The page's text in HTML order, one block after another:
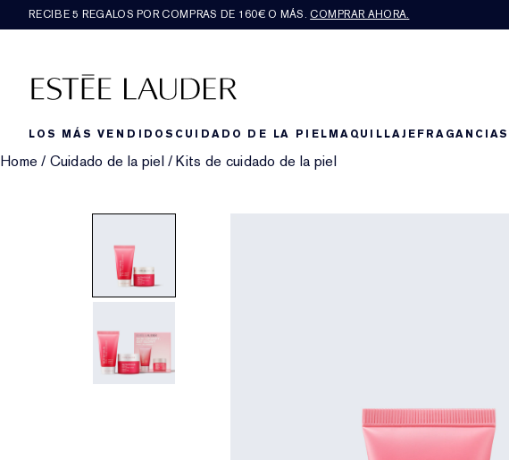
RECIBE 5 REGALOS POR COMPRAS DE 160€ O MÁS. COMPRAR AHORA.
LOS MÁS VENDIDOS CUIDADO DE LA PIELMAQUILLAJEFRAGANCIAS
Home / Cuidado de la piel/ Kits de cuidado de la piel